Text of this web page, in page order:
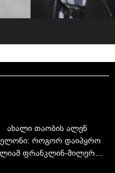
ახალი თაობის ალენ
როგორ დაიპყრო
ფრანკლინ-მილერმა